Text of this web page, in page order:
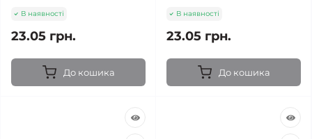
В наявності
23.05 грн.
До кошика
В наявності
23.05 грн.
До кошика